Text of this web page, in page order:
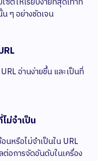
ๆ อย่างชัดเจน
อ่านง่ายขึ้น และเป็นที่
ม่จำเป็น
นหรือไม่จำเป็นใน URL
อการจัดอันดับในเครื่อง